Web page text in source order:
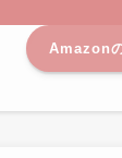
Amazon